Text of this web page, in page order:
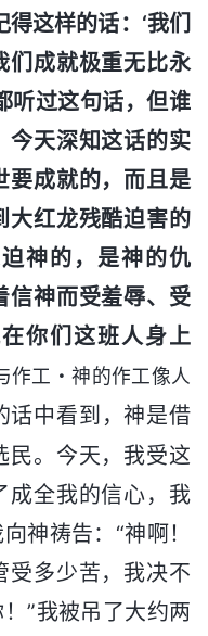
这样的话：‘我们
们成就极重无比永
听过这句话，但谁
今天深知这话的实
要成就的，而且是
大红龙残酷迫害的
神的，是神的仇
信神而受羞辱、受
你们这班人身上
作工・神的作工像人
话中看到，神是借
民。今天，我受这
成全我的信心，我
神祷告：“神啊！
受多少苦，我决不
”我被吊了大约两